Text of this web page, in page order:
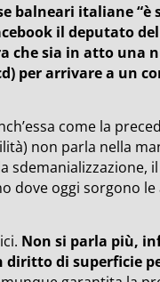
balneari italiane
il deputato
che sia in atto una
per arrivare a un
come la
non parla nella
dove oggi sorgono
Non si parla più,
di superficie